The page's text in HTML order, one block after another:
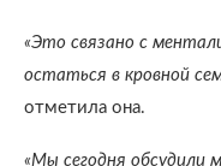
«Это связано с
остаться в кровной
отметила она.
«Мы сегодня обсудили